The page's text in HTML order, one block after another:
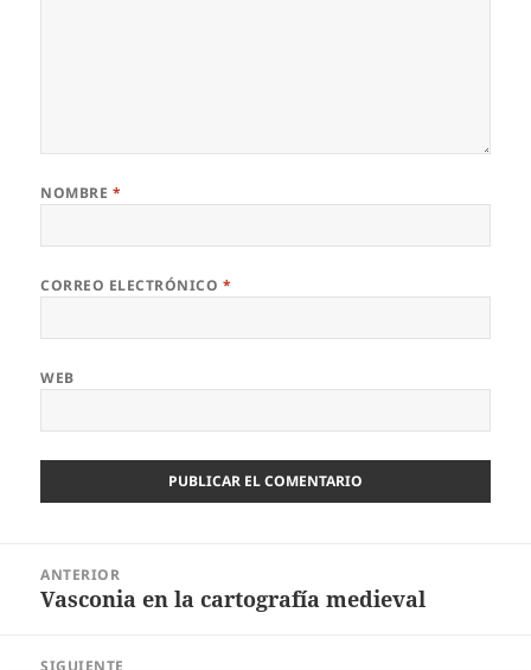
NOMBRE *
CORREO ELECTRÓNICO *
WEB
entradas
ANTERIOR
Entrada
Vasconia en la cartografía medieval
SIGUIENTE